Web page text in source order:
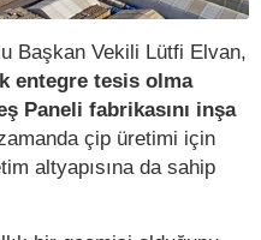
Başkan Vekili Lütfi Elvan,
entegre tesis olma
Paneli fabrikasını inşa
çip üretimi için
altyapısına da sahip